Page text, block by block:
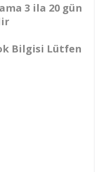
3 ila 20 gün
Bilgisi Lütfen